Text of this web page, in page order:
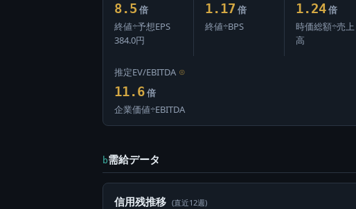
8.5 倍
終値÷予想EPS
384.0円
1.17 倍
終値÷BPS
1.24 倍
時価総額÷売上
高
推定EV/EBITDA ⊙
11.6 倍
企業価値÷EBITDA
b需給データ
信用残推移 (直近12週)